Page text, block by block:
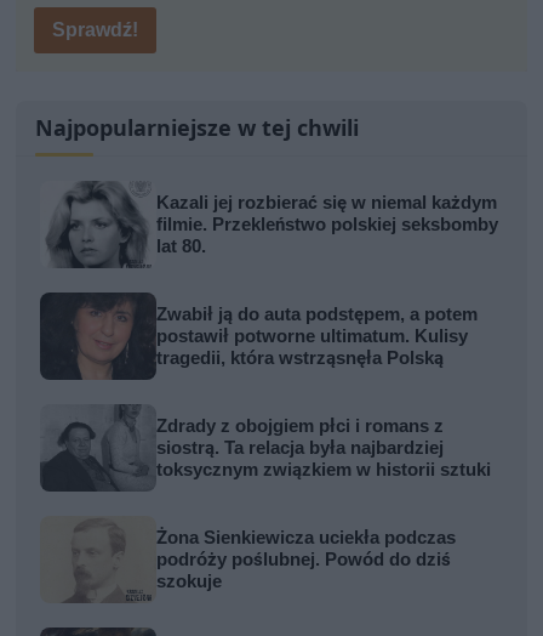
Sprawdź!
Najpopularniejsze w tej chwili
Kazali jej rozbierać się w niemal każdym
filmie. Przekleństwo polskiej seksbomby
lat 80.
Zwabił ją do auta podstępem, a potem
postawił potworne ultimatum. Kulisy
tragedii, która wstrząsnęła Polską
Zdrady z obojgiem płci i romans z
siostrą. Ta relacja była najbardziej
toksycznym związkiem w historii sztuki
Żona Sienkiewicza uciekła podczas
podróży poślubnej. Powód do dziś
szokuje